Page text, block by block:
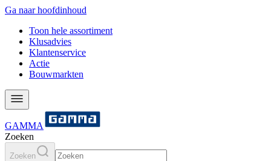
Ga naar hoofdinhoud
Toon hele assortiment
Klusadvies
Klantenservice
Actie
Bouwmarkten
GAMMA
Zoeken
Zoeken